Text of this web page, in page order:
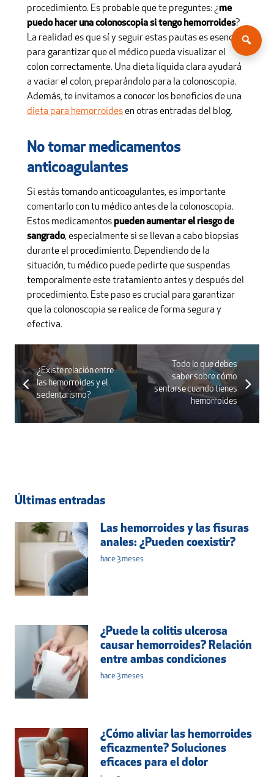
procedimiento. Es probable que te preguntes: ¿me
puedo hacer una colonoscopia si tengo hemorroides?
La realidad es que sí y seguir estas pautas es esencial
para garantizar que el médico pueda visualizar el
colon correctamente. Una dieta líquida clara ayudará
a vaciar el colon, preparándolo para la colonoscopia.
Además, te invitamos a conocer los beneficios de una
dieta para hemorroidesen otras entradas del blog.
No tomar medicamentos
anticoagulantes
Si estás tomando anticoagulantes, es importante
comentarlo con tu médico antes de la colonoscopia.
Estos medicamentospueden aumentar el riesgo de
sangrado, especialmente si se llevan a cabo biopsias
durante el procedimiento. Dependiendo de la
situación, tu médico puede pedirte que suspendas
temporalmente este tratamiento antes y después del
procedimiento. Este paso es crucial para garantizar
que la colonoscopia se realice de forma segura y
efectiva.
¿Existe relación entre
las hemorroides y el
sedentarismo?
Todo lo que debes
saber sobre cómo
sentarse cuando tienes
hemorroides
Últimas entradas
Las hemorroides y las fisuras
anales: ¿Pueden coexistir?
hace 3 meses
¿Puede la colitis ulcerosa
causar hemorroides? Relación
entre ambas condiciones
hace 3 meses
¿Cómo aliviar las hemorroides
eficazmente? Soluciones
eficaces para el dolor